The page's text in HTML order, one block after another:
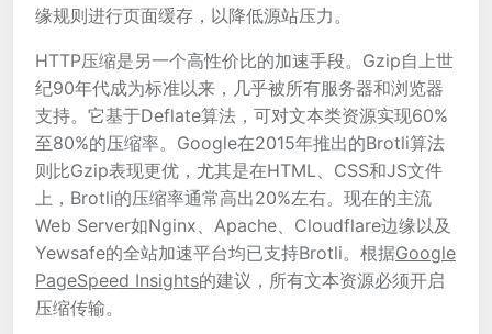
缘规则进行页面缓存，以降低源站压力。
HTTP压缩是另一个高性价比的加速手段。Gzip自上世
纪90年代成为标准以来，几乎被所有服务器和浏览器
支持。它基于Deflate算法，可对文本类资源实现60%
至80%的压缩率。Google在2015年推出的Brotli算法
则比Gzip表现更优，尤其是在HTML、CSS和JS文件
上，Brotli的压缩率通常高出20%左右。现在的主流
Web Server如Nginx、Apache、Cloudflare边缘以及
Yewsafe的全站加速平台均已支持Brotli。根据Google
PageSpeed Insights的建议，所有文本资源必须开启
压缩传输。